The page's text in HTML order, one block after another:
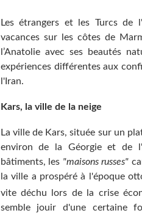
Les étrangers et les Turcs de
vacances sur les côtes de
l’Anatolie avec ses beautés
expériences différentes aux
l'Iran.
Kars, la ville de la neige
La ville de Kars, située sur un
environ de la Géorgie et de
bâtiments, les "maisons russes"
la ville a prospéré à l'époque
vite déchu lors de la crise
semble jouir d'une certaine